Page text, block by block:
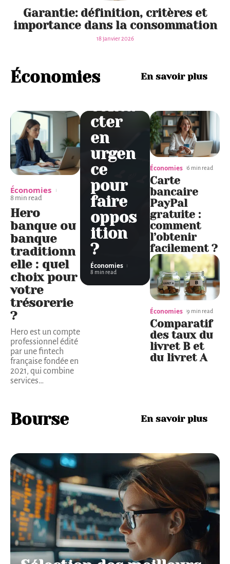
Garantie: définition, critères et
importance dans la consommation
18 janvier 2026
Économies En savoir plus
Économies
8 min read
Hero
banque ou
banque
traditionn
elle : quel
choix pour
votre
trésorerie
?
Hero est un compte
professionnel édité
par une fintech
française fondée en
2021, qui combine
services…
Perte
de
carte
ire :
conta
cter
en
urgen
ce
pour
faire
oppos
ition
?
Économies
8 min read
Économies 6 min read
Carte
bancaire
PayPal
gratuite :
comment
l’obtenir
facilement ?
Économies 9 min read
Comparatif
des taux du
livret B et
du livret A
Bourse En savoir plus